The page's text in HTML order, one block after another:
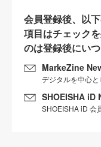
会員登録後、以
項目はチェック
のは登録後にい
MarkeZine
デジタルを中心
SHOEISHA iD
SHOEISHA iD 会